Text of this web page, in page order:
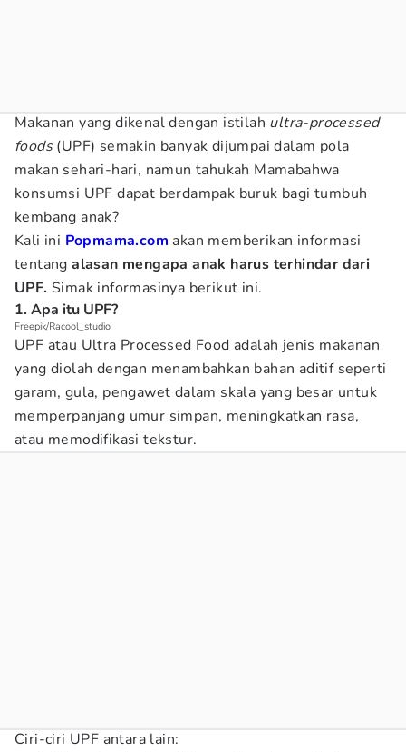
Makanan yang dikenal dengan istilah ultra-processed
foods(UPF) semakin banyak dijumpai dalam pola
makan sehari-hari, namun tahukah Mamabahwa
konsumsi UPF dapat berdampak buruk bagi tumbuh
kembang anak?
Kali ini Popmama.com akan memberikan informasi
tentangalasan mengapa anak harus terhindar dari
UPF. Simak informasinya berikut ini.
1. Apa itu UPF?
Freepik/Racool_studio
UPF atau Ultra Processed Food adalah jenis makanan
yang diolah dengan menambahkan bahan aditif seperti
garam, gula, pengawet dalam skala yang besar untuk
memperpanjang umur simpan, meningkatkan rasa,
atau memodifikasi tekstur.
Ciri-ciri UPF antara lain: